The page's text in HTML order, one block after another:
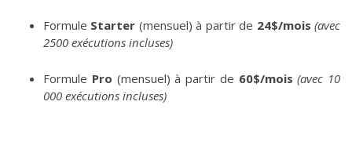
Formule Starter (mensuel) à partir de 24$/mois(avec
2500 exécutions incluses)
Formule Pro (mensuel) à partir de 60$/mois(avec 10
000 exécutions incluses)